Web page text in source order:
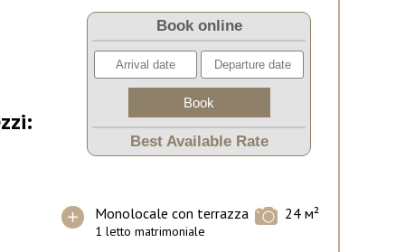
Monolocale con terrazza 24 м²
1 letto matrimoniale
Book online
Best Available Rate